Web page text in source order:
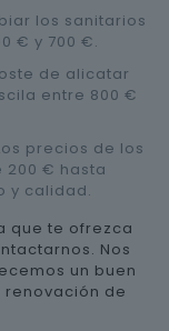
los sanitarios
€ y 700 €.
de alicatar
entre 800 €
precios de los
€ hasta
y calidad.
que te ofrezca
Nos
un buen
de